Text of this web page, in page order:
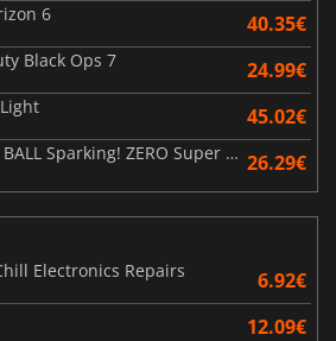
6 40.35€
Black Ops 7 24.99€
45.02€
DRAGON BALL Sparking! ZERO Super Limit Breaking NEO 26.29€
Electronics Repairs
6.92€
12.09€